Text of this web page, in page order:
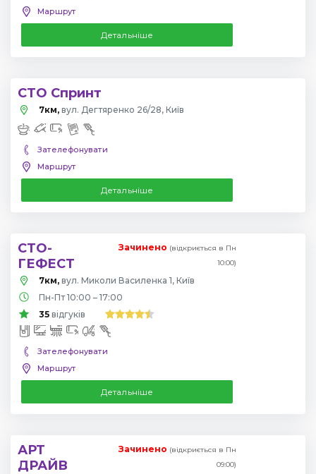
Маршрут
Детальніше
СТО Спринт
7км, вул. Дегтяренко 26/28, Київ
Зателефонувати
Маршрут
Детальніше
СТО-
ГЕФЕСТ
Зачинено (відкриється в Пн
10:00)
7км, вул. Миколи Василенка 1, Київ
Пн-Пт 10:00 – 17:00
35 відгуків
Зателефонувати
Маршрут
Детальніше
АРТ
ДРАЙВ
Зачинено (відкриється в Пн
09:00)